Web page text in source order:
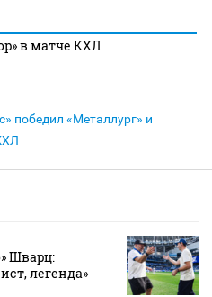
в матче КХЛ
победил «Металлург» и
Шварц:
легенда»